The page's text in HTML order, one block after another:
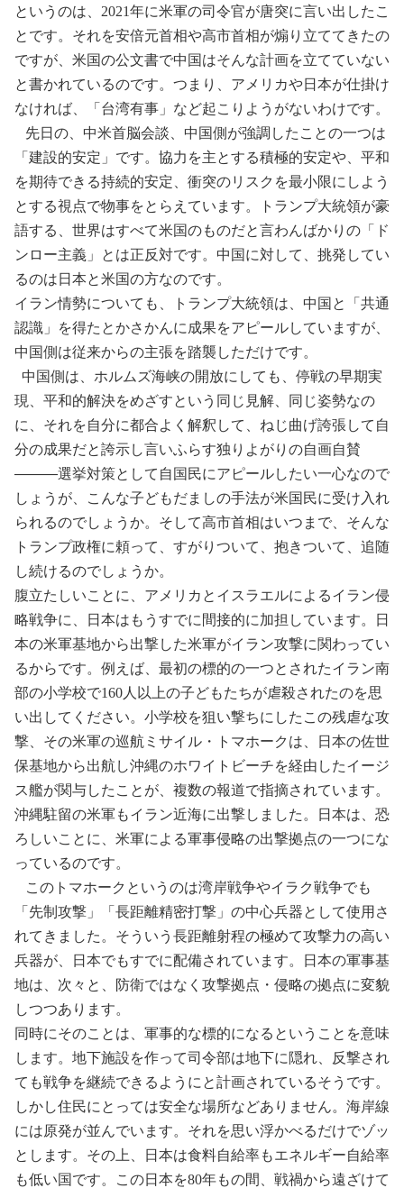
というのは、 2021年に米軍の司令官が唐突に言い出したこ
とです。それを安倍元首相や高市首相が煽り立ててきたの
ですが、米国の公文書で中国はそんな計画を立てていない
と書かれているのです。つまり、アメリカや日本が仕掛け
なければ、「台湾有事」など起こりようがないわけです。
先日の、中米首脳会談、中国側が強調したことの一つは
「建設的安定」です。協力を主とする積極的安定や、平和
を期待できる持続的安定、衝突のリスクを最小限にしよう
とする視点で物事をとらえています。トランプ大統領が豪
語する、世界はすべて米国のものだと言わんばかりの「ド
ンロー主義」とは正反対です。中国に対して、挑発してい
るのは日本と米国の方なのです。
イラン情勢についても、トランプ大統領は、中国と「共通
認識」を得たとかさかんに成果をアピールしていますが、
中国側は従来からの主張を踏襲しただけです。
中国側は、ホルムズ海峡の開放にしても、停戦の早期実
現、平和的解決をめざすという同じ見解、同じ姿勢なの
に、それを自分に都合よく解釈して、ねじ曲げ誇張して自
分の成果だと誇示し言いふらす独りよがりの自画自賛
―――選挙対策として自国民にアピールしたい一心なので
しょうが、こんな子どもだましの手法が米国民に受け入れ
られるのでしょうか。そして高市首相はいつまで、そんな
トランプ政権に頼って、すがりついて、抱きついて、追随
し続けるのでしょうか。
腹立たしいことに、アメリカとイスラエルによるイラン侵
略戦争に、日本はもうすでに間接的に加担しています。日
本の米軍基地から出撃した米軍がイラン攻撃に関わってい
るからです。例えば、最初の標的の一つとされたイラン南
部の小学校で160 人以上の子どもたちが虐殺されたのを思
い出してください。小学校を狙い撃ちにしたこの残虐な攻
撃、その米軍の巡航ミサイル・トマホークは、日本の佐世
保基地から出航し沖縄のホワイトビーチを経由したイージ
ス艦が関与したことが、複数の報道で指摘されています。
沖縄駐留の米軍もイラン近海に出撃しました。日本は、恐
ろしいことに、米軍による軍事侵略の出撃拠点の一つにな
っているのです。
このトマホークというのは湾岸戦争やイラク戦争でも
「先制攻撃」「長距離精密打撃」の中心兵器として使用さ
れてきました。そういう長距離射程の極めて攻撃力の高い
兵器が、日本でもすでに配備されています。日本の軍事基
地は、次々と、防衛ではなく攻撃拠点・侵略の拠点に変貌
しつつあります。
同時にそのことは、軍事的な標的になるということを意味
します。地下施設を作って司令部は地下に隠れ、反撃され
ても戦争を継続できるようにと計画されているそうです。
しかし住民にとっては安全な場所などありません。海岸線
には原発が並んでいます。それを思い浮かべるだけでゾッ
とします。その上、日本は食料自給率もエネルギー自給率
も低い国です。この日本を80年もの間、戦禍から遠ざけて